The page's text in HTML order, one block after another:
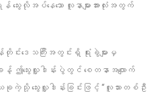
ေးလိုအပ်နေသော လူနာများအားလုံးအတွက်
ဒေသကြီးအတွင်းရှိ ရုံးခွဲများမှ
ဤသွေးလှူဒါန်းပွဲတွင် စေတနာအလျောက်
သို့ သွေးလှူဒါန်းခြင်းဖြင့် “လူသားတစ်ဦး